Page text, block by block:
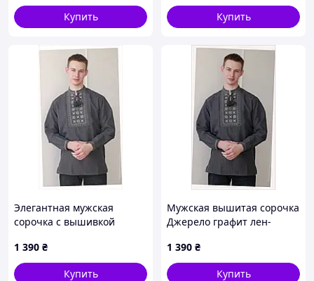
Купить
Купить
Элегантная мужская
сорочка с вышивкой
8B61X39T01
1 390 ₴
Купить
Мужская вышитая сорочка
Джерело графит лен-
1 390 ₴
Купить